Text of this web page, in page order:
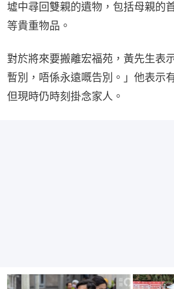
墟中尋回雙親的遺物，包括母親的
等貴重物品。
對於將來要搬離宏福苑，黃先生表
暫別，唔係永遠嘅告別。」他表示
但現時仍時刻掛念家人。